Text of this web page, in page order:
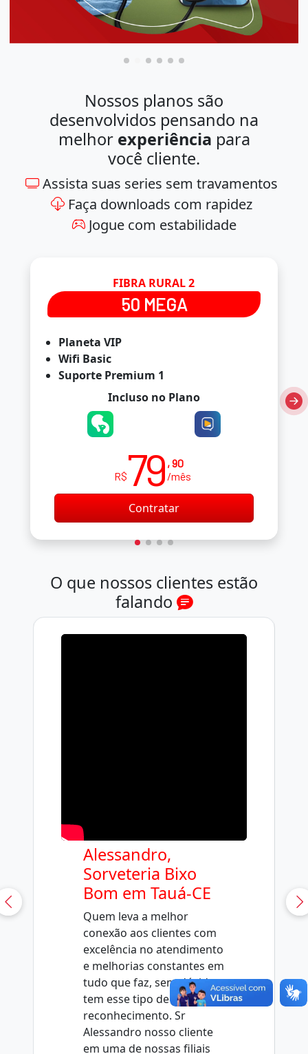
Nossos planos são
desenvolvidos pensando na
melhor experiência para
você cliente.
Assista suas series sem travamentos
Faça downloads com rapidez
Jogue com estabilidade
FIBRA RURAL 2
50 MEGA
Planeta VIP
Wifi Basic
Suporte Premium 1
Incluso no Plano
R$79 , 90
/mês
Contratar
O que nossos clientes estão
falando
Alessandro,
Sorveteria Bixo
Bom em Tauá-CE
Quem leva a melhor
conexão aos clientes com
excelência no atendimento
e melhorias constantes em
tudo que faz, sem dúvida
tem esse tipo de
reconhecimento. Sr
Alessandro nosso cliente
em uma de nossas filiais